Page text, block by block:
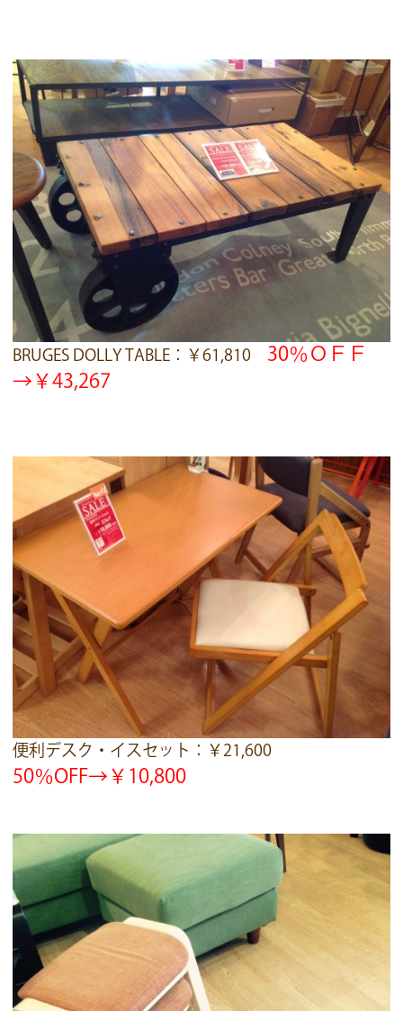
BRUGES DOLLY TABLE：￥61,810 30％ＯＦＦ
→￥43,267
便利デスク・イスセット：￥21,600
50％OFF→￥10,800